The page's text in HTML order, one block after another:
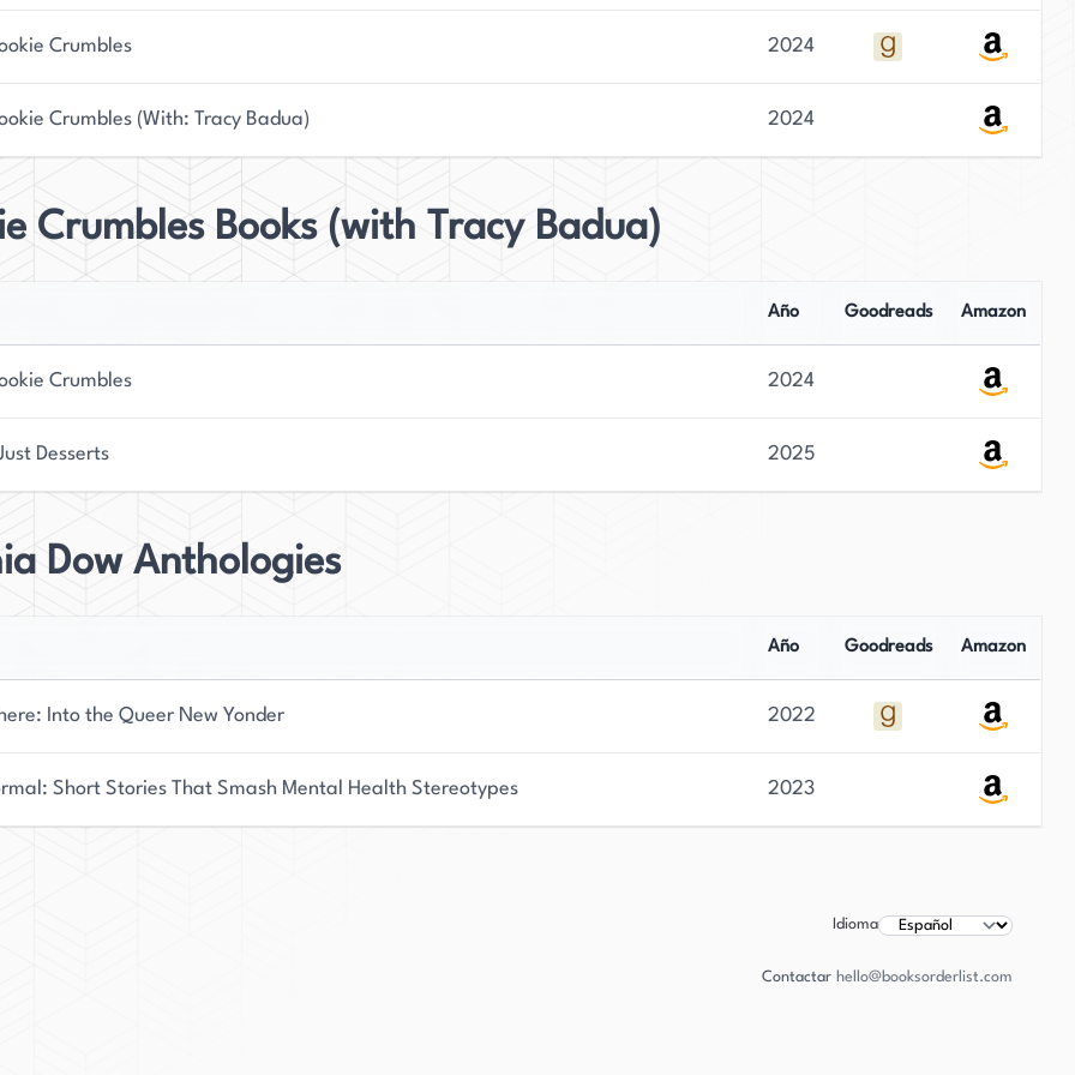
mantiene con los pies en la tierra y dedicada a su
hija, creando recuerdos queridos y
Cuando encuentra el tiempo, Dow también
una corriente constante de inspiración
Crumbles 2024
Crumbles (With: Tracy Badua) 2024
Crumbles Books (with Tracy Badua)
Año Goodreads Amazon
Crumbles 2024
Desserts 2025
Dow Anthologies
Año Goodreads Amazon
Into the Queer New Yonder 2022
Short Stories That Smash Mental Health Stereotypes 2023
Idioma
Contactar hello@booksorderlist.com